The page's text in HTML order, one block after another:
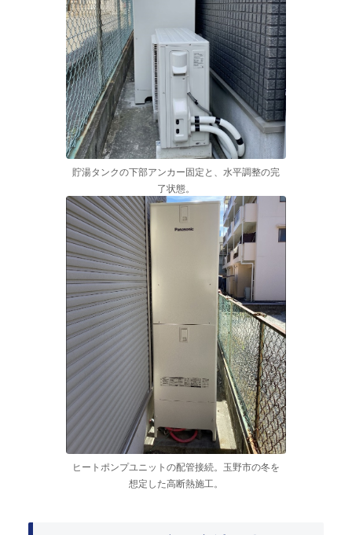
貯湯タンクの下部アンカー固定と、水平調整の完
了状態。
ヒートポンプユニットの配管接続。玉野市の冬を
想定した高断熱施工。